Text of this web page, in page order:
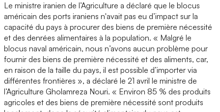
Le ministre iranien de l’Agriculture a déclaré que le blocus
américain des ports iraniens n'avait pas eu d’impact sur la
capacité du pays à procurer des biens de première nécessité
et des denrées alimentaires à la population. « Malgré le
blocus naval américain, nous n’avons aucun problème pour
fournir des biens de première nécessité et des aliments, car,
en raison de la taille du pays, il est possible d’importer via
différentes frontières », a déclaré le 21 avril le ministre de
l’Agriculture Gholamreza Nouri. « Environ 85 % des produits
agricoles et des biens de première nécessité sont produits